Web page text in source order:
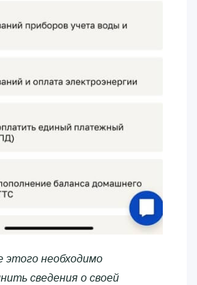
этого необходимо
сведения о своей